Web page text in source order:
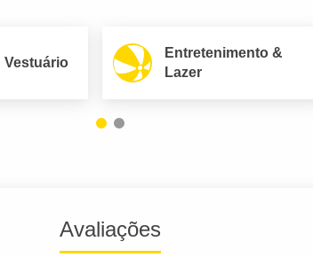
Vestuário
Entretenimento &
Lazer
Avaliações